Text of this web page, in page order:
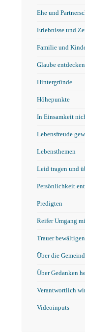
Ehe und
Erlebnisse und
Familie und
Glaube entdecken
Hintergründe
Höhepunkte
In Einsamkeit
Lebensfreude
Lebensthemen
Leid tragen und
Persönlichkeit
Predigten
Reifer Umgang
Trauer bewältigen
Über die
Über Gedanken
Verantwortlich
Videoinputs